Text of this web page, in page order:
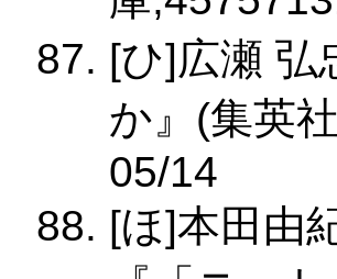
[ひ]広瀬 弘
か』(集英
05/14
[ほ]本田由